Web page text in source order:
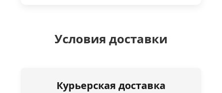
Условия доставки
Курьерская доставка